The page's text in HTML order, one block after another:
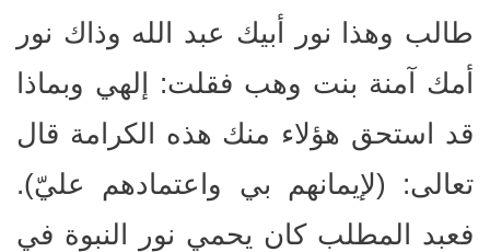
طالب وهذا نور أبيك عبد الله وذاك نور
أمك آمنة بنت وهب فقلت: إلهي وبماذا
قد استحق هؤلاء منك هذه الكرامة قال
تعالى: (لإيمانهم بي واعتمادهم عليّ).
فعبد المطلب كان يحمي نور النبوة في